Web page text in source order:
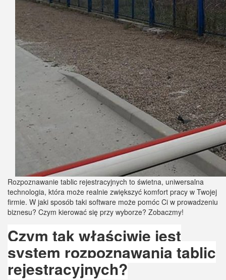
Rozpoznawanie tablic rejestracyjnych to świetna, uniwersalna
technologia, która może realnie zwiększyć komfort pracy w Twojej
firmie. W jaki sposób taki software może pomóc Ci w prowadzeniu
biznesu? Czym kierować się przy wyborze? Zobaczmy!
Czym tak właściwie jest
system rozpoznawania tablic
rejestracyjnych?